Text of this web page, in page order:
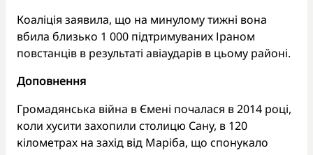
Коаліція заявила, що на минулому тижні вона
вбила близько 1 000 підтримуваних Іраном
повстанців в результаті авіаударів в цьому районі.
Доповнення
Громадянська війна в Ємені почалася в 2014 році,
коли хусити захопили столицю Сану, в 120
кілометрах на захід від Маріба, що спонукало